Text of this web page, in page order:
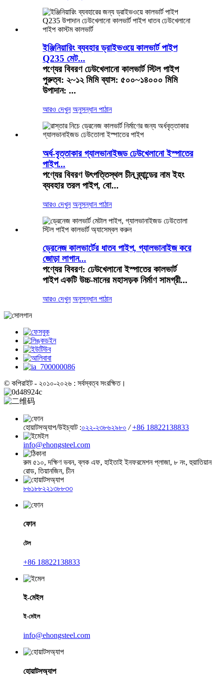
ইঞ্জিনিয়ারিং ব্যবহার ড্রাইভওয়ে কালভার্ট পাইপ
Q235 মেট...
পণ্যের বিবরণ ঢেউখেলানো কালভার্ট স্টিল পাইপ
পুরুত্ব: ২~১২ মিমি ব্যাস: ৫০০~১৪০০০ মিমি
উপাদান: ...
আরও দেখুন অনুসন্ধান পাঠান
অর্ধ-বৃত্তাকার গ্যালভানাইজড ঢেউখেলানো ইস্পাতের
পাইপ...
পণ্যের বিবরণ উৎপত্তিস্থল চীন ব্র্যান্ডের নাম ইহং
ব্যবহার তরল পাইপ, বো...
আরও দেখুন অনুসন্ধান পাঠান
ড্রেনেজ কালভার্টের ধাতব পাইপ, গ্যালভানাইজ করে
জোড়া লাগান...
পণ্যের বিবরণ: ঢেউখেলানো ইস্পাতের কালভার্ট
পাইপ একটি উচ্চ-মানের মহাসড়ক নির্মাণ সামগ্রী...
আরও দেখুন অনুসন্ধান পাঠান
© কপিরাইট - ২০১০-২০২৬ : সর্বস্বত্ব সংরক্ষিত।
হোয়াটসঅ্যাপ/উইচ্যাট :০২২-২৩৮৬২৯৮০ / +86 18822138833
info@ehongsteel.com
রুম ৫১০, দক্ষিণ ভবন, ব্লক এফ, হাইতাই ইনফরমেশন প্লাজা, ৮ নং, হুয়াতিয়ান
রোড, তিয়ানজিন, চীন
৮৬১৮৮২২১৩৮৮৩৩
ফোন
টেল
+86 18822138833
ই-মেইল
ই-মেইল
info@ehongsteel.com
হোয়াটসঅ্যাপ